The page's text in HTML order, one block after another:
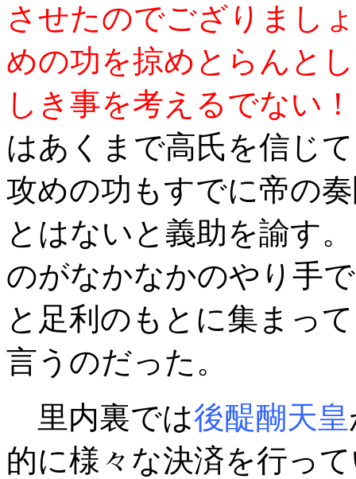
させたのでござりまし
めの功を掠めとらんと
しき事を考えるでない
はあくまで高氏を信じ
攻めの功もすでに帝の
とはないと義助を諭す
のがなかなかのやり手
と足利のもとに集まっ
言うのだった。
里内裏では後醍醐天皇
的に様々な決済を行っ